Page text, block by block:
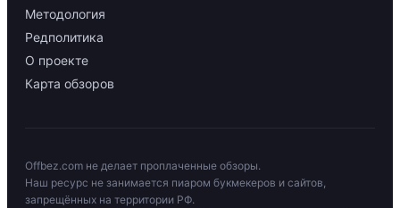
Методология
Редполитика
О проекте
Карта обзоров
Offbez.com не делает проплаченные обзоры.
Наш ресурс не занимается пиаром букмекеров и сайтов,
запрещённых на территории РФ.